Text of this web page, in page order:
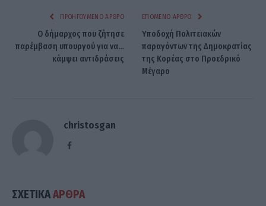
ΠΡΟΗΓΟΎΜΕΝΟ ΆΡΘΡΟ
Ο δήμαρχος που ζήτησε
παρέμβαση υπουργού για να…
κάμψει αντιδράσεις
ΕΠΌΜΕΝΟ ΆΡΘΡΟ
Υποδοχή Πολιτειακών
παραγόντων της Δημοκρατίας
της Κορέας στο Προεδρικό
Μέγαρο
christosgan
Facebook
ΣΧΕΤΙΚΑΑΡΘΡΑ